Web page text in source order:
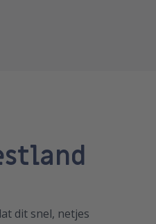
dit snel, netjes